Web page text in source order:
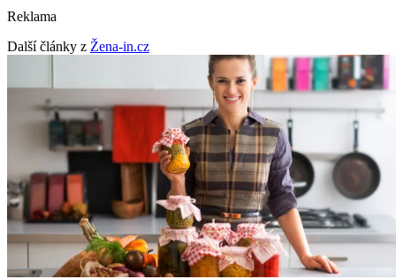
Reklama
Další články z Žena-in.cz